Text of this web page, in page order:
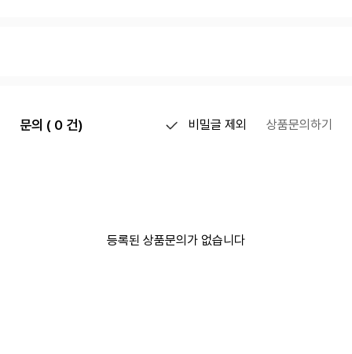
문의 ( 0 건) 비밀글 제외 상품문의하기
등록된 상품문의가 없습니다